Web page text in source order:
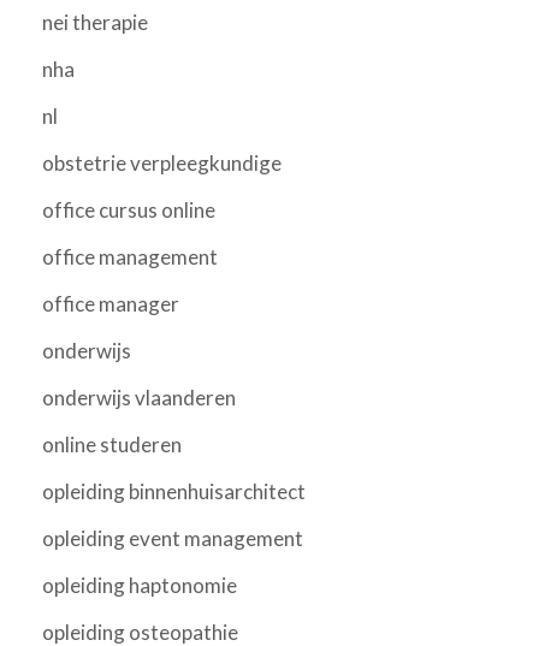
nei therapie
nha
nl
obstetrie verpleegkundige
office cursus online
office management
office manager
onderwijs
onderwijs vlaanderen
online studeren
opleiding binnenhuisarchitect
opleiding event management
opleiding haptonomie
opleiding osteopathie